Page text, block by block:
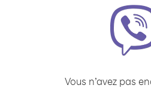
Vous n’avez pas